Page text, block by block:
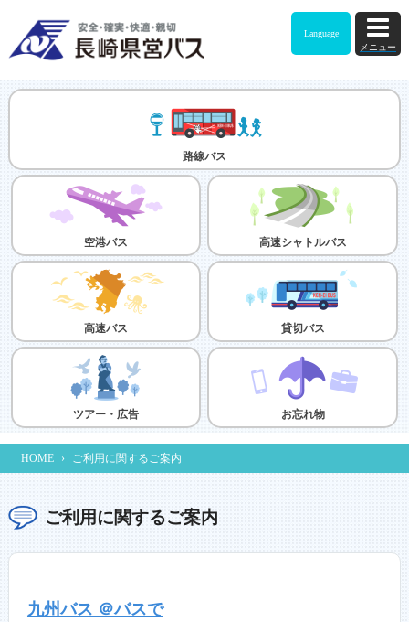
メニュー
Language
路線バス
空港バス 高速シャトルバス
高速バス 貸切バス
ツアー・広告 お忘れ物
HOME › ご利用に関するご案内
ご利用に関するご案内
九州バス ＠バスで